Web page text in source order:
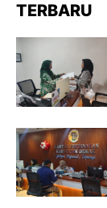
TERBARU